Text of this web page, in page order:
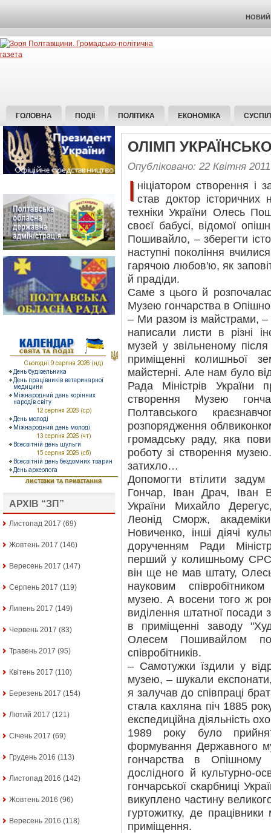
НОВИЙ
ГОЛОВНА ПОДІЇ ПОЛІТИКА ЕКОНОМІКА
АРХІВ “ЗП”
Листопад 2017 (69)
Жовтень 2017 (146)
Вересень 2017 (147)
Серпень 2017 (119)
Липень 2017 (149)
Червень 2017 (83)
Травень 2017 (95)
Квітень 2017 (110)
Березень 2017 (154)
Лютий 2017 (121)
Січень 2017 (69)
Грудень 2016 (113)
Листопад 2016 (142)
Жовтень 2016 (96)
Вересень 2016 (118)
ОЛІМП
Опубліковано: 22 Квітня 2011
І ніціатором створення і
став доктор історичних
техніки України Олесь
своєї бабусі, відомої
Пошивайло, – зберегти
наступні покоління
гарячою любов'ю, як
й прадіди.
Саме з цього й
Музею гончарства в
– Ми разом із майстрами,
написали листи в різні
музей у звільненому
приміщенні колишньої
майстерні. Але нам було
Рада Міністрів України
створення Музею
Полтавського
розпорядження
громадську раду, яка
роботу зі створення
затихло…
Допомогти втілити
Гончар, Іван Драч, Іван
України Михайло
Леонід Сморж,
Новиченко, інші діячі
дорученням Ради
перший у колишньому
він ще не мав штату,
науковим
музею. А восени того ж
виділення штатної посади
в приміщенні заводу
Олесем Пошивайлом
співробітників.
– Самотужки їздили у
музею, – шукали
я залучав до співпраці
стала кахляна піч 1885
експедиційна діяльність
1989 року було
формування Державного
гончарства в Опішному
дослідного й культурно-
гончарської скарбниці
викуплено частину
гуртожитку, де
приміщення.